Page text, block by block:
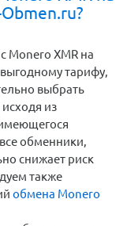
Monero XMR на
тарифу,
выбрать
из
обменники,
снижает риск
также
обмена Monero